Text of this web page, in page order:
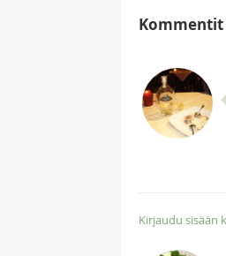
Kommentit
Kirjaudu sisään